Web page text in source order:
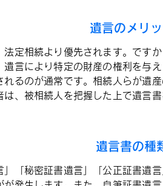
遺言のメリ
定相続より優先されます。です
言により特定の財産の権利を与
るのが通常です。相続人らが遺
、被相続人を把握した上で遺言
遺言書の種
「秘密証書遺言」「公正証書遺